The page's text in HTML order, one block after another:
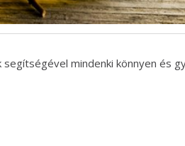
mindenki könnyen és